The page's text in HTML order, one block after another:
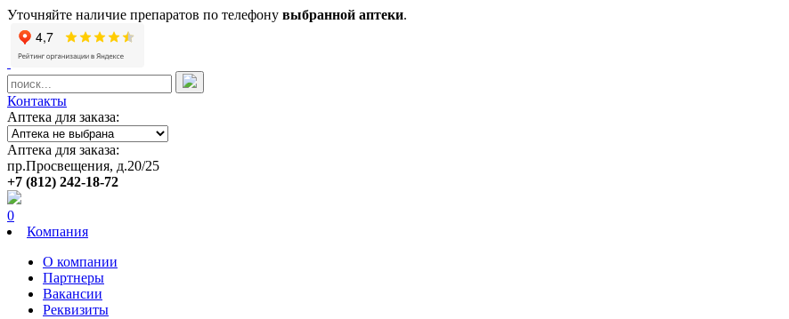
Уточняйте наличие препаратов по телефону выбранной аптеки.
Контакты
Аптека для заказа:
Аптека для заказа:
пр.Просвещения, д.20/25
+7 (812) 242-18-72
0
Компания
О компании
Партнеры
Вакансии
Реквизиты